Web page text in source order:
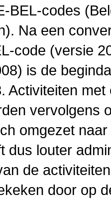
BEL-codes
Na een
code (versie
is de
Activiteiten
vervolgens
omgezet
dus louter
de
door op